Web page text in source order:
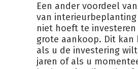
Een ander voordeel
van interieurbeplanting
niet hoeft te investeren
grote aankoop. Dit kan
als u de investering
jaren of als u